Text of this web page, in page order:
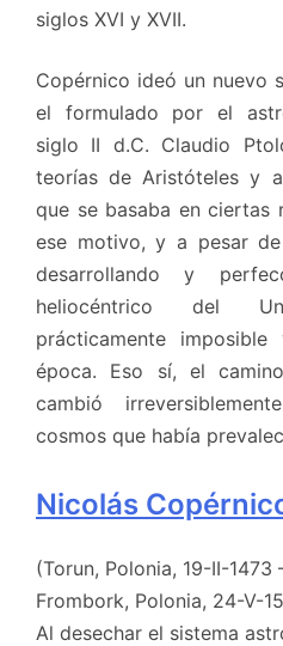
siglos XVI y XVII.
Copérnico ideó un nuevo
el formulado por el
siglo II d.C. Claudio
teorías de Aristóteles y
que se basaba en ciertas
ese motivo, y a pesar
desarrollando y
heliocéntrico del
prácticamente
época. Eso sí, el
cambió
cosmos que había
Nicolás
(Torun, Polonia, 19-II-1473
Frombork, Polonia, 24-V-
Al desechar el sistema